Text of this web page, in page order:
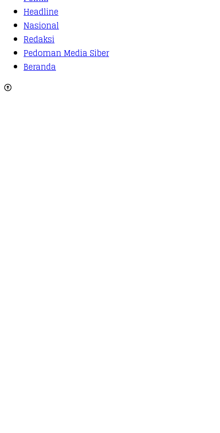
Headline
Nasional
Redaksi
Pedoman Media Siber
Beranda